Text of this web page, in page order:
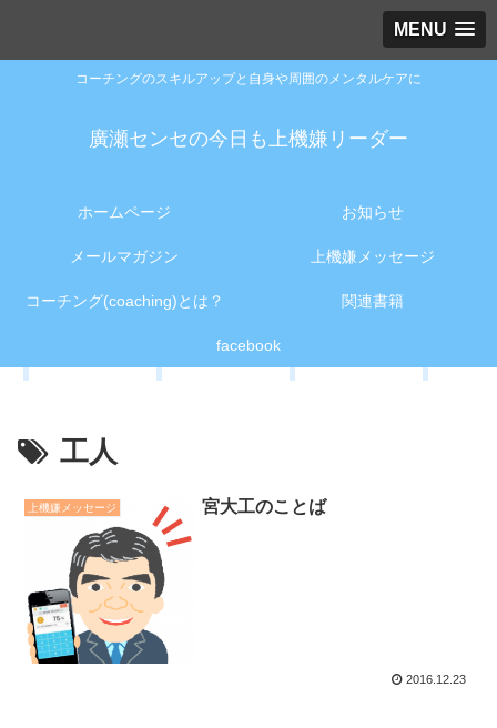
MENU
コーチングのスキルアップと自身や周囲のメンタルケアに
廣瀬センセの今日も上機嫌リーダー
ホームページ お知らせ
メールマガジン 上機嫌メッセージ
コーチング(coaching)とは？ 関連書籍
facebook
工人
上機嫌メッセージ 宮大工のことば
2016.12.23